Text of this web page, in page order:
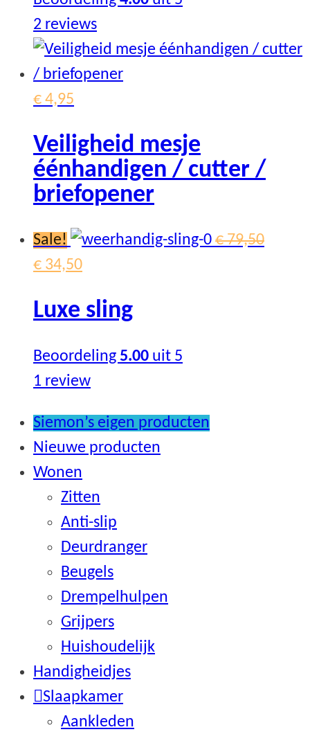
be
chosen
on
the
page
2 reviews
€ 4,95
Veiligheid mesje
éénhandigen / cutter /
briefopener
Sale! €79,50
Original
was:
€ 34,50Current
is:
Luxe sling
Beoordeling 5.00 uit 5
1 review
Siemon’s eigen producten
Nieuwe producten
Wonen
Zitten
Anti-slip
Deurdranger
Beugels
Drempelhulpen
Grijpers
Huishoudelijk
Handigheidjes
Slaapkamer
Aankleden